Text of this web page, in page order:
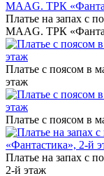
Платье на запах с
MAAG. ТРК
Платье с поясом в
этаж
Платье с поясом в
Платье на запах с
2-й этаж